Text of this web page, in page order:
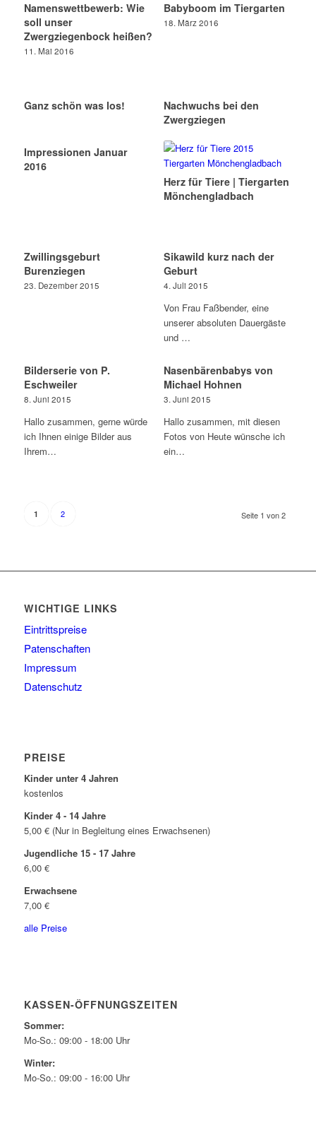
Namenswettbewerb: Wie
soll unser
Zwergziegenbock heißen?
11. Mai 2016
Babyboom im Tiergarten
18. März 2016
Ganz schön was los!
Nachwuchs bei den
Zwergziegen
Impressionen Januar
2016
Herz für Tiere | Tiergarten
Mönchengladbach
Zwillingsgeburt
Burenziegen
23. Dezember 2015
Sikawild kurz nach der
Geburt
4. Juli 2015
Von Frau Faßbender, eine
unserer absoluten Dauergäste
und …
Bilderserie von P.
Eschweiler
8. Juni 2015
Hallo zusammen, gerne würde
ich Ihnen einige Bilder aus
Ihrem…
Nasenbärenbabys von
Michael Hohnen
3. Juni 2015
Hallo zusammen, mit diesen
Fotos von Heute wünsche ich
ein…
Seite 1 von 2
1 2
WICHTIGE LINKS
Eintrittspreise
Patenschaften
Impressum
Datenschutz
PREISE
Kinder unter 4 Jahren
kostenlos
Kinder 4 - 14 Jahre
5,00 € (Nur in Begleitung eines Erwachsenen)
Jugendliche 15 - 17 Jahre
6,00 €
Erwachsene
7,00 €
alle Preise
KASSEN-ÖFFNUNGSZEITEN
Sommer:
Mo-So.: 09:00 - 18:00 Uhr
Winter:
Mo-So.: 09:00 - 16:00 Uhr